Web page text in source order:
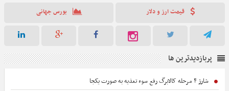
میلیون تومانی به فرهنگیان بوده است.قیمت ارز و دلار بورس جهانی
پربازدیدترین ها
شارژ ۴ مرحله کالابرگ رفع سوء تغذیه به صورت یکجا